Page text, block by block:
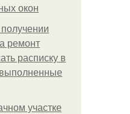
окон
ремонт
расписку в
участке